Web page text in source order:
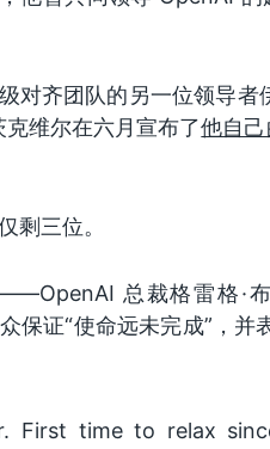
对齐团队的另一位领导者
维尔在六月宣布了他自己
剩三位。
总裁格雷格·
证“使命远未完成”，并
First time to relax